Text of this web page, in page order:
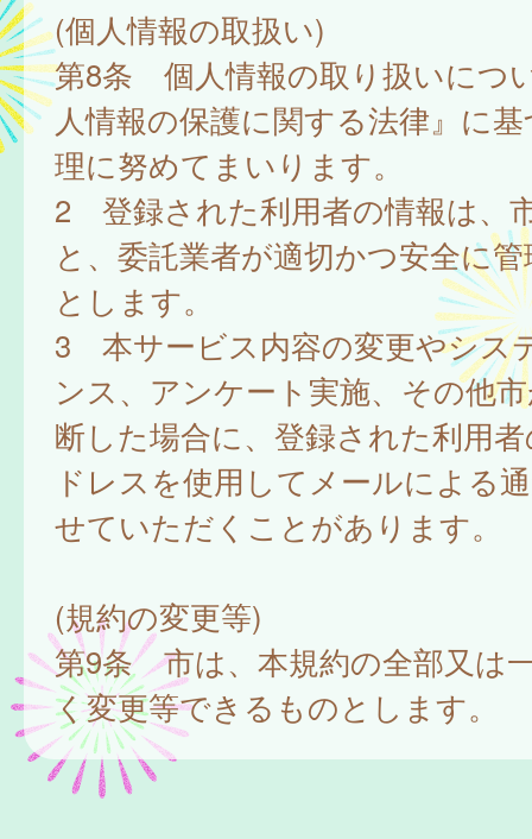
(個人情報の取扱い)
第8条 個人情報の取り扱いにつ
人情報の保護に関する法律』に
理に努めてまいります。
2 登録された利用者の情報は、
と、委託業者が適切かつ安全に
とします。
3 本サービス内容の変更やシス
ンス、アンケート実施、その他
断した場合に、登録された利用
ドレスを使用してメールによる
せていただくことがあります。
(規約の変更等)
第9条 市は、本規約の全部又は
く変更等できるものとします。